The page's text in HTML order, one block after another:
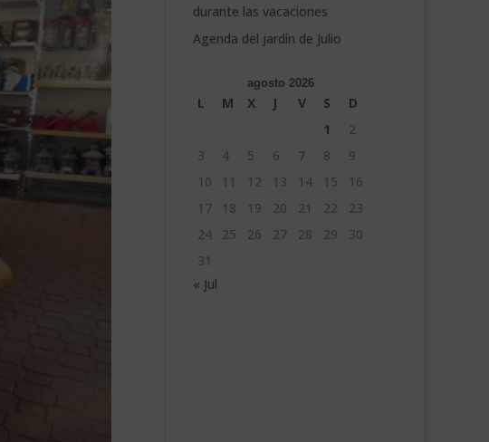
durante las vacaciones
Agenda del jardín de Julio
agosto 2026
L M X J V S
D
1
2
3
4 5 6 7 8
9
10
11 12 13 14 15
16
17
18 19 20 21 22
23
24
25 26 27 28 29
30
31
« Jul